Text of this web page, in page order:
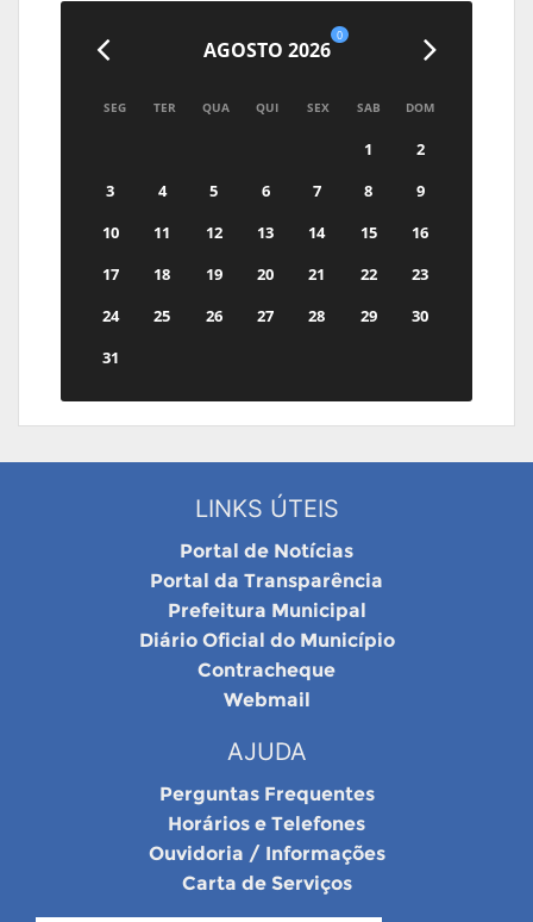
AGOSTO 2026
0
SEG TER QUA QUI SEX SAB DOM
1
2
3
4 5 6 7 8
9
10
11 12 13 14 15
16
17
18 19 20 21 22
23
24
25 26 27 28 29
30
31
LINKS ÚTEIS
Portal de Notícias
Portal da Transparência
Prefeitura Municipal
Diário Oficial do Município
Contracheque
Webmail
AJUDA
Perguntas Frequentes
Horários e Telefones
Ouvidoria / Informações
Carta de Serviços